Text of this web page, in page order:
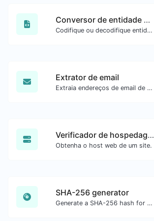
Conversor de entidade HTML
Codifique ou decodifique entidades HTML para qualquer entrada.
Extrator de email
Extraia endereços de email de qualquer tipo de conteúdo de texto.
Verificador de hospedagem do site
Obtenha o host web de um site.
SHA-256 generator
Generate a SHA-256 hash for any string input.